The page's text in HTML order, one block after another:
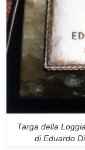
Targa della
di Eduardo